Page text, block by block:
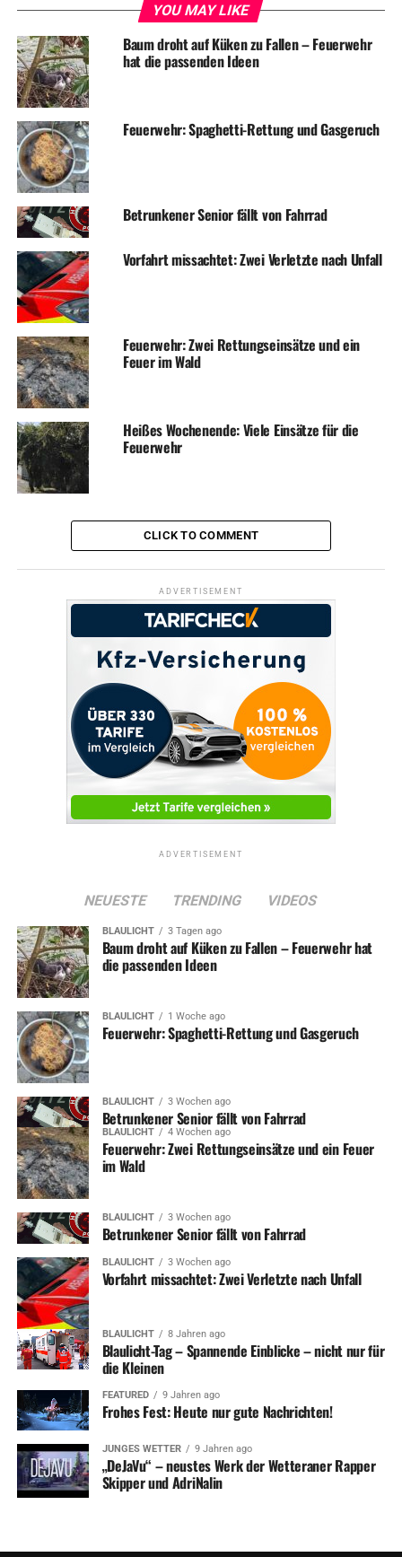
UMWELT
UP NEXT
Zwei kleinere Einsätze für die Feuerwehr am Wochenende
DON'T MISS
Kriminelle Ersatzteilbeschaffung
YOU MAY LIKE
Baum droht auf Küken zu Fallen – Feuerwehr
hat die passenden Ideen
Feuerwehr: Spaghetti-Rettung und Gasgeruch
Betrunkener Senior fällt von Fahrrad
Vorfahrt missachtet: Zwei Verletzte nach Unfall
Feuerwehr: Zwei Rettungseinsätze und ein
Feuer im Wald
Heißes Wochenende: Viele Einsätze für die
Feuerwehr
CLICK TO COMMENT
ADVERTISEMENT
ADVERTISEMENT
NEUESTE TRENDING VIDEOS
BLAULICHT 3 Tagen ago
Baum droht auf Küken zu Fallen – Feuerwehr hat
die passenden Ideen
BLAULICHT 1 Woche ago
Feuerwehr: Spaghetti-Rettung und Gasgeruch
BLAULICHT 3 Wochen ago
Betrunkener Senior fällt von Fahrrad
BLAULICHT 4 Wochen ago
Feuerwehr: Zwei Rettungseinsätze und ein Feuer
im Wald
BLAULICHT 3 Wochen ago
Betrunkener Senior fällt von Fahrrad
BLAULICHT 3 Wochen ago
Vorfahrt missachtet: Zwei Verletzte nach Unfall
BLAULICHT 8 Jahren ago
Blaulicht-Tag – Spannende Einblicke – nicht nur für
die Kleinen
FEATURED 9 Jahren ago
Frohes Fest: Heute nur gute Nachrichten!
JUNGES WETTER 9 Jahren ago
„DeJaVu“ – neustes Werk der Wetteraner Rapper
Skipper und AdriNalin